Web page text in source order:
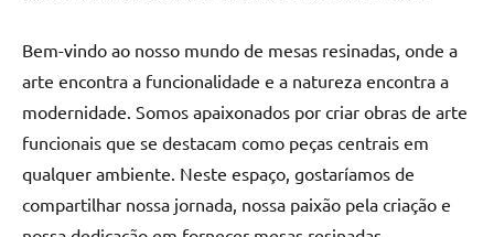
uma
Mesa
Resinada
Passo
a
passo
da
madeira
a
criatividade
Bem-vindo ao nosso mundo de mesas resinadas, onde a
arte encontra a funcionalidade e a natureza encontra a
modernidade. Somos apaixonados por criar obras de arte
funcionais que se destacam como peças centrais em
qualquer ambiente. Neste espaço, gostaríamos de
compartilhar nossa jornada, nossa paixão pela criação e